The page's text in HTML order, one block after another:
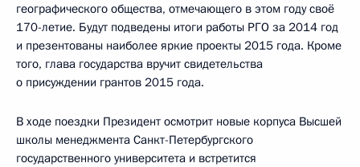
географического общества, отмечающего в этом году своё
170-летие. Будут подведены итоги работы РГО за 2014 год
и презентованы наиболее яркие проекты 2015 года. Кроме
того, глава государства вручит свидетельства
о присуждении грантов 2015 года.
В ходе поездки Президент осмотрит новые корпуса Высшей
школы менеджмента Санкт-Петербургского
государственного университета и встретится